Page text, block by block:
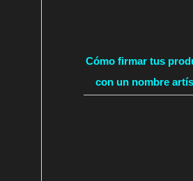
Cómo firmar tus
con un nombre